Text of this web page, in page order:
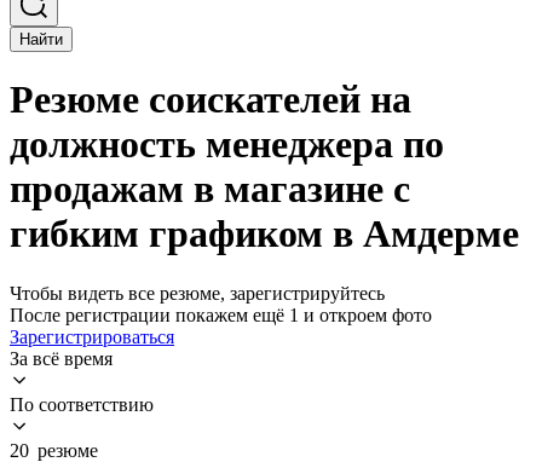
Найти
Резюме соискателей на
должность менеджера по
продажам в магазине с
гибким графиком в Амдерме
Чтобы видеть все резюме, зарегистрируйтесь
После регистрации покажем ещё 1 и откроем фото
Зарегистрироваться
За всё время
По соответствию
20 резюме